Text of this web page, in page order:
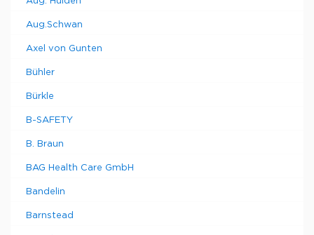
Aug.Schwan
Axel von Gunten
Bühler
Bürkle
B-SAFETY
B. Braun
BAG Health Care GmbH
Bandelin
Barnstead